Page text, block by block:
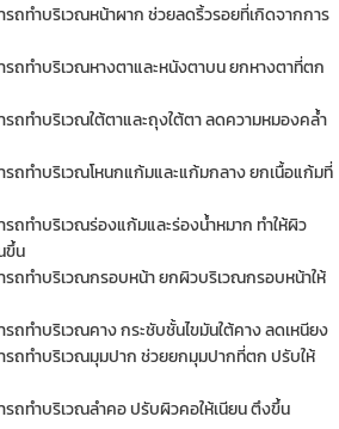
ถทำบริเวณหน้าผาก ช่วยลดริ้วรอยที่เกิดจากการ
รถทำบริเวณหางตาและหนังตาบน ยกหางตาที่ตก
ถทำบริเวณใต้ตาและถุงใต้ตา ลดความหมองคล้ำ
รถทำบริเวณโหนกแก้มและแก้มกลาง ยกเนื้อแก้มที่
ถทำบริเวณร่องแก้มและร่องน้ำหมาก ทำให้ผิว
ขึ้น
รถทำบริเวณกรอบหน้า ยกผิวบริเวณกรอบหน้าให้
ถทำบริเวณคาง กระชับชั้นไขมันใต้คาง ลดเหนียง
รถทำบริเวณมุมปาก ช่วยยกมุมปากที่ตก ปรับให้
ถทำบริเวณลำคอ ปรับผิวคอให้เนียน ตึงขึ้น